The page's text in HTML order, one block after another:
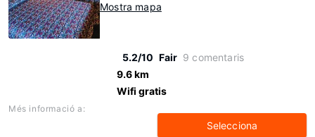
Mostra mapa
5.2/10 Fair 9 comentaris
9.6 km
Wifi gratis
Més informació a:
Selecciona